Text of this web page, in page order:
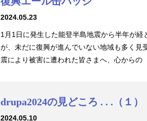
2024.05.23
1月1日に発生した能登半島地震から半年が経
が、未だに復興が進んでいない地域も多く見
震により被害に遭われた皆さまへ、心からの
drupa2024の見どころ . . .（１）
2024.05.10